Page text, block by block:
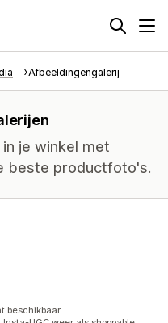
Afbeeldingengalerij
je winkel met
beste productfoto's.
beschikbaar